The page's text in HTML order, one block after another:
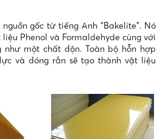
gốc từ tiếng Anh “Bakelite”. Nó
Phenol và Formaldehyde cùng với
như một chất độn. Toàn bộ hỗn hợp
và đóng rắn sẽ tạo thành vật liệu